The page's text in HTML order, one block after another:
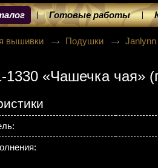
Готовые работы
вышивки Подушки Janlynn
«Чашечка чая»